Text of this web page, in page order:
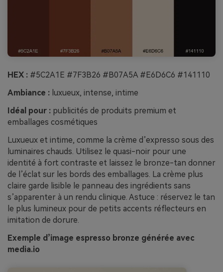
HEX : #5C2A1E #7F3B26 #B07A5A #E6D6C6 #141110
Ambiance : luxueux, intense, intime
Idéal pour : publicités de produits premium et
emballages cosmétiques
Luxueux et intime, comme la crème d’expresso sous des
luminaires chauds. Utilisez le quasi-noir pour une
identité à fort contraste et laissez le bronze-tan donner
de l’éclat sur les bords des emballages. La crème plus
claire garde lisible le panneau des ingrédients sans
s’apparenter à un rendu clinique. Astuce : réservez le tan
le plus lumineux pour de petits accents réflecteurs en
imitation de dorure.
Exemple d’image espresso bronze générée avec
media.io